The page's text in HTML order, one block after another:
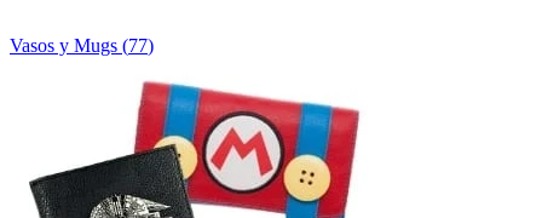
Vasos y Mugs (77)